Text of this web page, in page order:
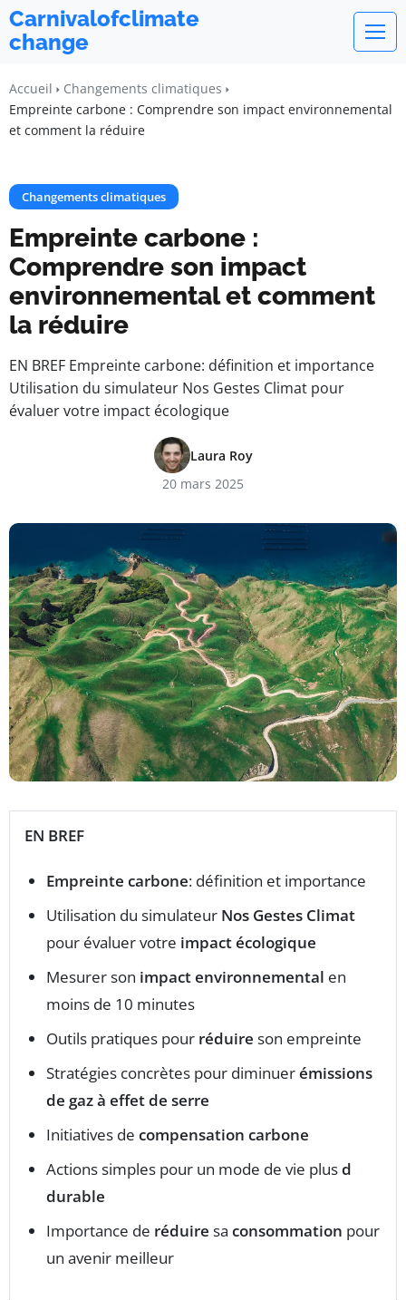
Carnivalofclimate
change
Accueil
Changements climatiques
Empreinte carbone : Comprendre son impact environnemental
et comment la réduire
Changements climatiques
Empreinte carbone :
Comprendre son impact
environnemental et comment
la réduire
EN BREF Empreinte carbone: définition et importance
Utilisation du simulateur Nos Gestes Climat pour
évaluer votre impact écologique
Laura Roy
20 mars 2025
EN BREF
Empreinte carbone: définition et importance
Utilisation du simulateur Nos Gestes Climat
pour évaluer votre impact écologique
Mesurer son impact environnemental en
moins de 10 minutes
Outils pratiques pour réduire son empreinte
Stratégies concrètes pour diminuerémissions
de gaz à effet de serre
Initiatives de compensation carbone
Actions simples pour un mode de vie plusd
durable
Importance de réduire sa consommation pour
un avenir meilleur